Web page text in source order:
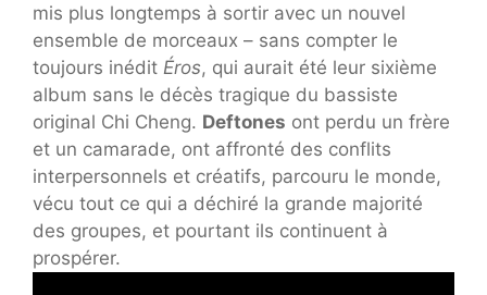
mis plus longtemps à sortir avec un nouvel
ensemble de morceaux – sans compter le
toujours inédit Éros, qui aurait été leur sixième
album sans le décès tragique du bassiste
original Chi Cheng. Deftones ont perdu un frère
et un camarade, ont affronté des conflits
interpersonnels et créatifs, parcouru le monde,
vécu tout ce qui a déchiré la grande majorité
des groupes, et pourtant ils continuent à
prospérer.